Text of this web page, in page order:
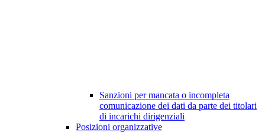
Sanzioni per mancata o incompleta
comunicazione dei dati da parte dei titolari
di incarichi dirigenziali
Posizioni organizzative